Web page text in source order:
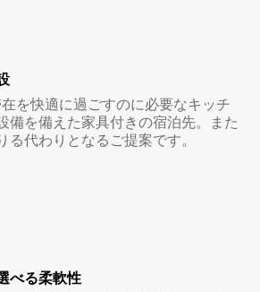
を快適に過ごすのに必要なキッチ
備を備えた家具付きの宿泊先。また
る代わりとなるご提案です。
べる柔軟性